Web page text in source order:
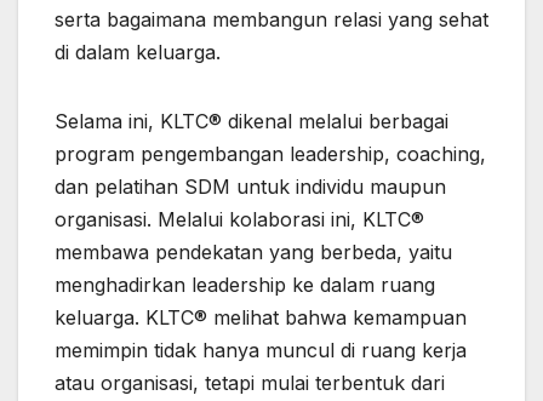
serta bagaimana membangun relasi yang sehat
di dalam keluarga.
Selama ini, KLTC® dikenal melalui berbagai
program pengembangan leadership, coaching,
dan pelatihan SDM untuk individu maupun
organisasi. Melalui kolaborasi ini, KLTC®
membawa pendekatan yang berbeda, yaitu
menghadirkan leadership ke dalam ruang
keluarga. KLTC® melihat bahwa kemampuan
memimpin tidak hanya muncul di ruang kerja
atau organisasi, tetapi mulai terbentuk dari